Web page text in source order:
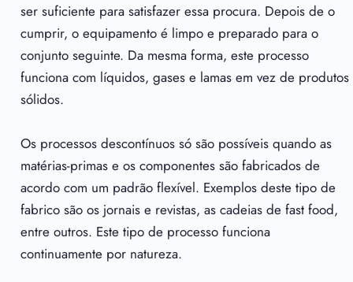
ser suficiente para satisfazer essa procura. Depois de o
cumprir, o equipamento é limpo e preparado para o
conjunto seguinte. Da mesma forma, este processo
funciona com líquidos, gases e lamas em vez de produtos
sólidos.
Os processos descontínuos só são possíveis quando as
matérias-primas e os componentes são fabricados de
acordo com um padrão flexível. Exemplos deste tipo de
fabrico são os jornais e revistas, as cadeias de fast food,
entre outros. Este tipo de processo funciona
continuamente por natureza.